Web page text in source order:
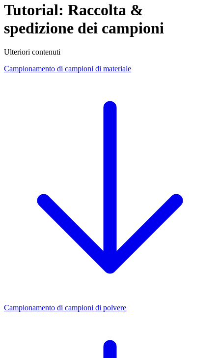
Tutorial: Raccolta &
spedizione dei campioni
Ulteriori contenuti
Campionamento di campioni di materiale
Campionamento di campioni di polvere